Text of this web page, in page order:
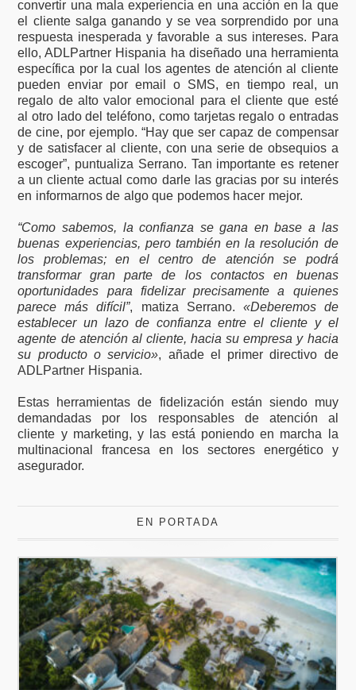
convertir una mala experiencia en una acción en la que
el cliente salga ganando y se vea sorprendido por una
respuesta inesperada y favorable a sus intereses. Para
ello, ADLPartner Hispania ha diseñado una herramienta
específica por la cual los agentes de atención al cliente
pueden enviar por email o SMS, en tiempo real, un
regalo de alto valor emocional para el cliente que esté
al otro lado del teléfono, como tarjetas regalo o entradas
de cine, por ejemplo. “Hay que ser capaz de compensar
y de satisfacer al cliente, con una serie de obsequios a
escoger”, puntualiza Serrano. Tan importante es retener
a un cliente actual como darle las gracias por su interés
en informarnos de algo que podemos hacer mejor.
“Como sabemos, la confianza se gana en base a las
buenas experiencias, pero también en la resolución de
los problemas; en el centro de atención se podrá
transformar gran parte de los contactos en buenas
oportunidades para fidelizar precisamente a quienes
parece más difícil”, matiza Serrano. «Deberemos de
establecer un lazo de confianza entre el cliente y el
agente de atención al cliente, hacia su empresa y hacia
su producto o servicio», añade el primer directivo de
ADLPartner Hispania.
Estas herramientas de fidelización están siendo muy
demandadas por los responsables de atención al
cliente y marketing, y las está poniendo en marcha la
multinacional francesa en los sectores energético y
asegurador.
EN PORTADA